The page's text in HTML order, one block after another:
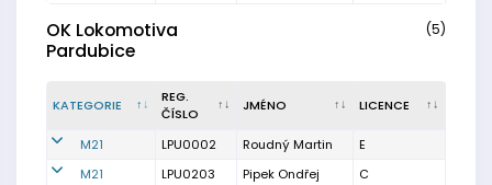
OK Lokomotiva
Pardubice
(5)
KATEGORIE
REG.
ČÍSLO
JMÉNO LICENCE
M21 LPU0002 Roudný Martin
E
M21
LPU0203 Pipek Ondřej
C